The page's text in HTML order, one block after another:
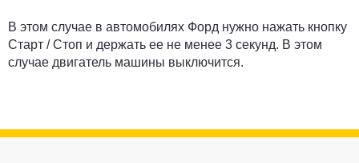
В этом случае в автомобилях Форд нужно нажать кнопку
Старт / Стоп и держать ее не менее 3 секунд. В этом
случае двигатель машины выключится.